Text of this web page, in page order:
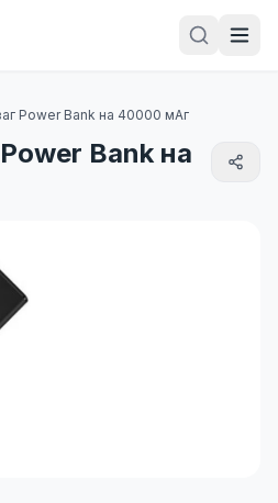
Power Bank на 40000 мАг
Bank на